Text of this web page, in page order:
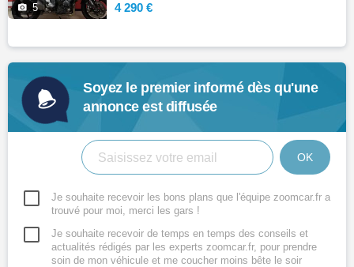
 5 4 290 €
Soyez le premier informé dès qu'une
annonce est diffusée
OK
Je souhaite recevoir les bons plans que l'équipe zoomcar.fr a
trouvé pour moi, merci les gars !
Je souhaite recevoir de temps en temps des conseils et
actualités rédigés par les experts zoomcar.fr, pour prendre
soin de mon véhicule et me coucher moins bête le soir